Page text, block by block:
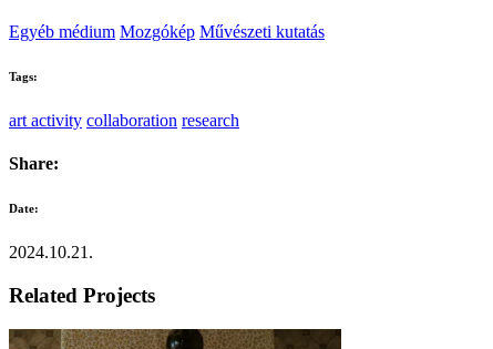
Egyéb médium Mozgókép Művészeti kutatás
Tags:
art activity collaboration research
Share:
Date:
2024.10.21.
Related Projects